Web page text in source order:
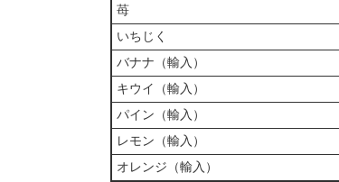
苺
いちじく
バナナ（輸入）
キウイ（輸入）
パイン（輸入）
レモン（輸入）
オレンジ（輸入）